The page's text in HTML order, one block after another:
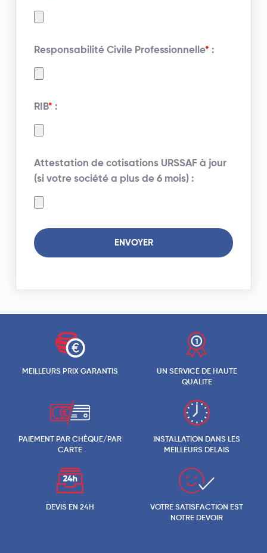
Responsabilité Civile Professionnelle* :
RIB* :
Attestation de cotisations URSSAF à jour
(si votre société a plus de 6 mois) :
MEILLEURS PRIX GARANTIS
UN SERVICE DE HAUTE
QUALITE
PAIEMENT PAR CHÈQUE/PAR
CARTE
INSTALLATION DANS LES
MEILLEURS DELAIS
DEVIS EN 24H
VOTRE SATISFACTION EST
NOTRE DEVOIR